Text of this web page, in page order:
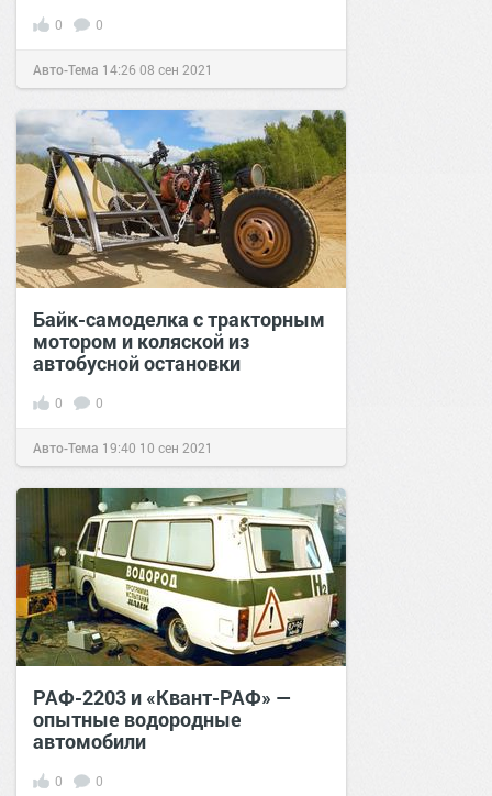
0 0
Авто-Тема 14:2608 сен 2021
Байк-самоделка с тракторным
мотором и коляской из
автобусной остановки
0 0
Авто-Тема 19:40 10 сен 2021
РАФ-2203 и «Квант-РАФ» —
опытные водородные
автомобили
0 0